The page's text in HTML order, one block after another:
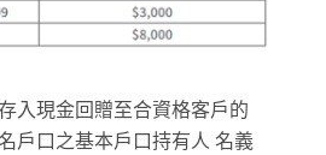
入現金回贈至合資格客戶的
戶口之基本戶口持有人 名義